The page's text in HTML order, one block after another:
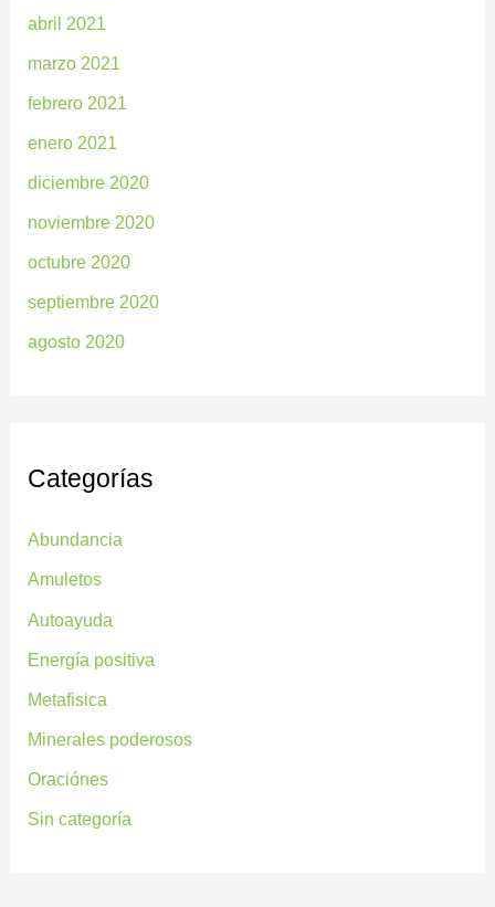
abril 2021
marzo 2021
febrero 2021
enero 2021
diciembre 2020
noviembre 2020
octubre 2020
septiembre 2020
agosto 2020
Categorías
Abundancia
Amuletos
Autoayuda
Energía positiva
Metafisica
Minerales poderosos
Oraciónes
Sin categoría